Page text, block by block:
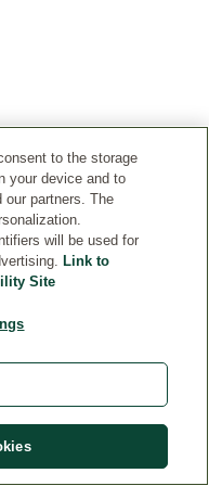
to the storage
your device and to
our partners. The
will be used for
Link to
Site